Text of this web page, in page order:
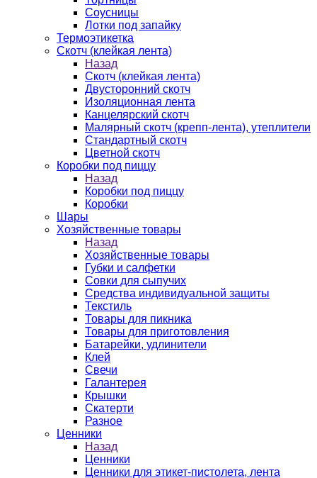
Соусницы
Лотки под запайку
Термоэтикетка
Скотч (клейкая лента)
Назад
Скотч (клейкая лента)
Двусторонний скотч
Изоляционная лента
Канцелярский скотч
Малярный скотч (крепп-лента), утеплители
Стандартный скотч
Цветной скотч
Коробки под пиццу
Назад
Коробки под пиццу
Коробки
Шары
Хозяйственные товары
Назад
Хозяйственные товары
Губки и салфетки
Совки для сыпучих
Средства индивидуальной защиты
Текстиль
Товары для пикника
Товары для приготовления
Батарейки, удлинители
Клей
Свечи
Галантерея
Крышки
Скатерти
Разное
Ценники
Назад
Ценники
Ценники для этикет-пистолета, лента